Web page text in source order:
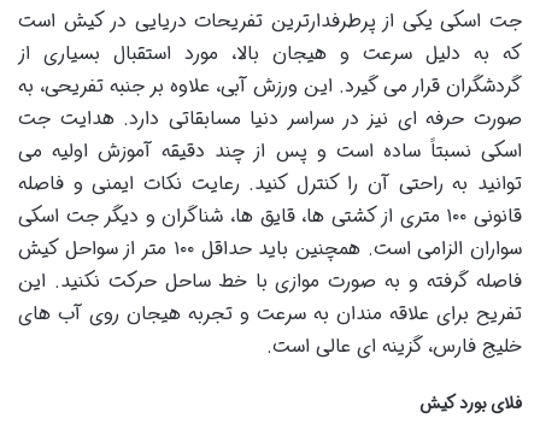
جت اسکی یکی از پرطرفدارترین تفریحات دریایی در کیش است
که به دلیل سرعت و هیجان بالا، مورد استقبال بسیاری از
گردشگران قرار می گیرد. این ورزش آبی، علاوه بر جنبه تفریحی، به
صورت حرفه ای نیز در سراسر دنیا مسابقاتی دارد. هدایت جت
اسکی نسبتاً ساده است و پس از چند دقیقه آموزش اولیه می
توانید به راحتی آن را کنترل کنید. رعایت نکات ایمنی و فاصله
قانونی ۱۰۰ متری از کشتی ها، قایق ها، شناگران و دیگر جت اسکی
سواران الزامی است. همچنین باید حداقل ۱۰۰ متر از سواحل کیش
فاصله گرفته و به صورت موازی با خط ساحل حرکت نکنید. این
تفریح برای علاقه مندان به سرعت و تجربه هیجان روی آب های
خلیج فارس، گزینه ای عالی است.
فلای بورد کیش